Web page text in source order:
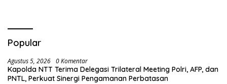
Popular
Agustus 5, 2026 0 Komentar
Kapolda NTT Terima Delegasi Trilateral Meeting Polri, AFP, dan
PNTL, Perkuat Sinergi Pengamanan Perbatasan